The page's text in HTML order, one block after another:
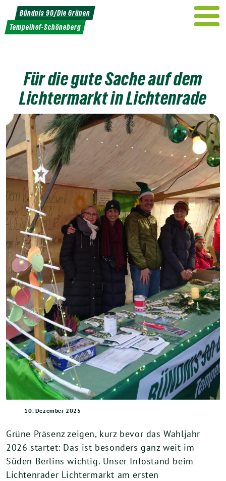
Weiter
zum
Inhalt
Bündnis 90/Die Grünen
Tempelhof-Schöneberg
Für die gute Sache auf dem
Lichtermarkt in Lichtenrade
10. Dezember 2025
Grüne Präsenz zeigen, kurz bevor das Wahljahr
2026 startet: Das ist besonders ganz weit im
Süden Berlins wichtig. Unser Infostand beim
Lichtenrader Lichtermarkt am ersten